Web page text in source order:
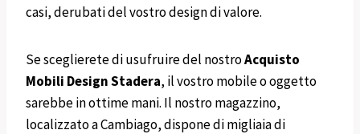
casi, derubati del vostro design di valore.
Se sceglierete di usufruire del nostroAcquisto
Mobili DesignStadera, il vostro mobile o oggetto
sarebbe in ottime mani. Il nostro magazzino,
localizzato a Cambiago, dispone di migliaia di